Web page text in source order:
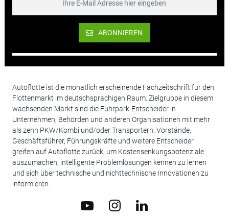
ABONNIEREN
Autoflotte ist die monatlich erscheinende Fachzeitschrift für den
Flottenmarkt im deutschsprachigen Raum. Zielgruppe in diesem
wachsenden Markt sind die Fuhrpark-Entscheider in
Unternehmen, Behörden und anderen Organisationen mit mehr
als zehn PKW/Kombi und/oder Transportern. Vorstände,
Geschäftsführer, Führungskräfte und weitere Entscheider
greifen auf Autoflotte zurück, um Kostensenkungspotenziale
auszumachen, intelligente Problemlösungen kennen zu lernen
und sich über technische und nichttechnische Innovationen zu
informieren.